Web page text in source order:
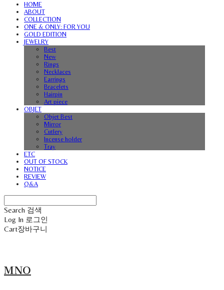
HOME
ABOUT
COLLECTION
ONE & ONLY: FOR YOU
GOLD EDITION
JEWELRY
Best
New
Rings
Necklaces
Earrings
Bracelets
Hairpin
Art piece
OBJET
Objet Best
Mirror
Cutlery
Incense holder
Tray
ETC
OUT OF STOCK
NOTICE
REVIEW
Q&A
Search 검색
Log In 로그인
Cart장바구니
MNO